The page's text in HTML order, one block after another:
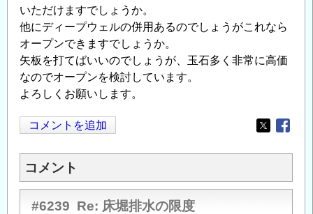
いただけますでしょうか。
他にディープウェルの併用あるのでしょうがこれなら
オープンできますでしょうか。
矢板を打てばいいのでしょうが、玉石多く非常に高価
なのでオープンを検討しています。
よろしくお願いします。
コメントを追加
Opens in
コメント
#6239 Re: 床堀排水の限度